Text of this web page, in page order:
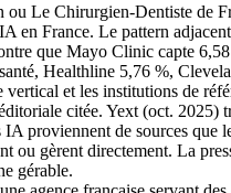
ou Le Chirurgien-Dentiste de
en France. Le pattern
que Mayo Clinic capte
Healthline 5,76 %,
vertical et les institutions de
citée. Yext (oct. 2025)
IA proviennent de sources que
ou gèrent directement. La
gérable.